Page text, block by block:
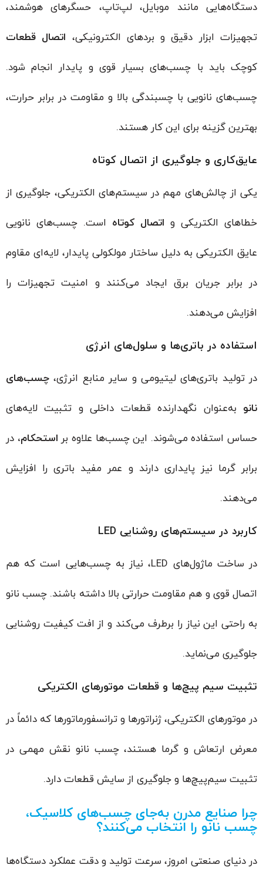
دستگاه‌هایی مانند موبایل، لپ‌تاپ، حسگرهای هوشمند،
تجهیزات ابزار دقیق و بردهای الکترونیکی، اتصال قطعات
کوچک باید با چسب‌های بسیار قوی و پایدار انجام شود.
چسب‌های نانویی با چسبندگی بالا و مقاومت در برابر حرارت،
بهترین گزینه برای این کار هستند.
عایق‌کاری و جلوگیری از اتصال کوتاه
یکی از چالش‌های مهم در سیستم‌های الکتریکی، جلوگیری از
خطاهای الکتریکی و اتصال کوتاهاست. چسب‌های نانویی
عایق الکتریکی به دلیل ساختار مولکولی پایدار، لایه‌ای مقاوم
در برابر جریان برق ایجاد می‌کنند و امنیت تجهیزات را
افزایش می‌دهند.
استفاده در باتری‌ها و سلول‌های انرژی
در تولید باتری‌های لیتیومی و سایر منابع انرژی، چسب‌های
نانوبه‌عنوان نگهدارنده قطعات داخلی و تثبیت لایه‌های
حساس استفاده می‌شوند. این چسب‌ها علاوه براستحکام،در
برابر گرما نیز پایداری دارند و عمر مفید باتری را افزایش
می‌دهند.
کاربرد در سیستم‌های روشنایی LED
در ساخت ماژول‌های LED، نیاز به چسب‌هایی است که هم
اتصال قوی و هم مقاومت حرارتی بالا داشته باشند. چسب نانو
به راحتی این نیاز را برطرف می‌کند و از افت کیفیت روشنایی
جلوگیری می‌نماید.
تثبیت سیم‌ پیچ‌ها و قطعات موتورهای الکتریکی
در موتورهای الکتریکی، ژنراتورها و ترانسفورماتورها که دائماً در
معرض ارتعاش و گرما هستند، چسب نانو نقش مهمی در
تثبیت سیم‌پیچ‌ها و جلوگیری از سایش قطعات دارد.
چرا صنایع مدرن به‌جای چسب‌های کلاسیک،
چسب نانو را انتخاب می‌کنند؟
در دنیای صنعتی امروز، سرعت تولید و دقت عملکرد دستگاه‌ها